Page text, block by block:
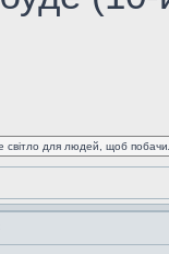
світло для людей, щоб